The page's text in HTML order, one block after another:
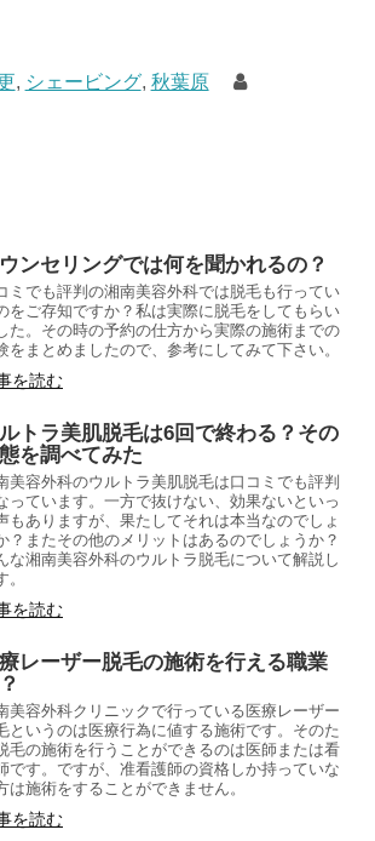
, シェービング, 秋葉原
ンセリングでは何を聞かれるの？
ミでも評判の湘南美容外科では脱毛も行ってい
をご存知ですか？私は実際に脱毛をしてもらい
た。その時の予約の仕方から実際の施術までの
をまとめましたので、参考にしてみて下さい。
を読む
トラ美肌脱毛は6回で終わる？その
を調べてみた
美容外科のウルトラ美肌脱毛は口コミでも評判
っています。一方で抜けない、効果ないといっ
もありますが、果たしてそれは本当なのでしょ
？またその他のメリットはあるのでしょうか？
な湘南美容外科のウルトラ脱毛について解説し
。
を読む
レーザー脱毛の施術を行える職業
美容外科クリニックで行っている医療レーザー
というのは医療行為に値する施術です。そのた
毛の施術を行うことができるのは医師または看
です。ですが、准看護師の資格しか持っていな
は施術をすることができません。
を読む